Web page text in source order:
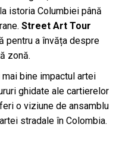
istoria Columbiei până
Street Art Tour
pentru a învăța despre
zonă.
bine impactul artei
ghidate ale cartierelor
o viziune de ansamblu
stradale în Colombia.